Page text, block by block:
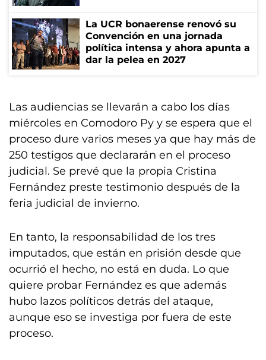
La UCR bonaerense renovó su
Convención en una jornada
política intensa y ahora apunta a
dar la pelea en 2027
Las audiencias se llevarán a cabo los días
miércoles en Comodoro Py y se espera que el
proceso dure varios meses ya que hay más de
250 testigos que declararán en el proceso
judicial. Se prevé que la propia Cristina
Fernández preste testimonio después de la
feria judicial de invierno.
En tanto, la responsabilidad de los tres
imputados, que están en prisión desde que
ocurrió el hecho, no está en duda. Lo que
quiere probar Fernández es que además
hubo lazos políticos detrás del ataque,
aunque eso se investiga por fuera de este
proceso.